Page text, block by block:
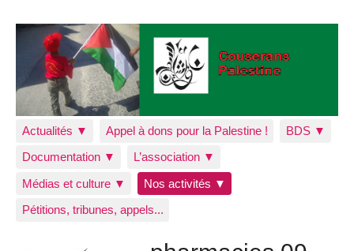
Actualités ▼ Appel à dons pour la Palestine !
BDS ▼
Documentation ▼
L’association ▼
Médias et culture ▼
Nos activités ▼
Pétitions, tribunes, appels...